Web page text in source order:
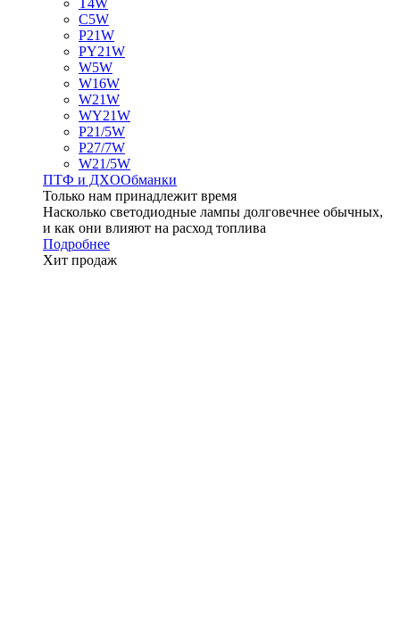
T4W
C5W
P21W
PY21W
W5W
W16W
W21W
WY21W
P21/5W
P27/7W
W21/5W
ПТФ и ДXООбманки
Только нам принадлежит время
Насколько светодиодные лампы долговечнее обычных,
и как они влияют на расход топлива
Подробнее
Хит продаж